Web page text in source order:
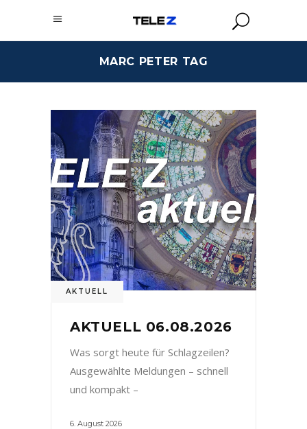
MARC PETER TAG
AKTUELL
AKTUELL 06.08.2026
Was sorgt heute für Schlagzeilen?
Ausgewählte Meldungen – schnell
und kompakt –
6. August 2026